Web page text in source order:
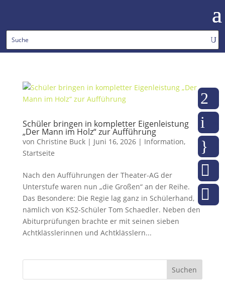
Schüler bringen in kompletter Eigenleistung
„Der Mann im Holz“ zur Aufführung
von Christine Buck| Juni 16, 2026| Information,
Startseite
Nach den Aufführungen der Theater-AG der
Unterstufe waren nun „die Großen“ an der Reihe.
Das Besondere: Die Regie lag ganz in Schülerhand,
nämlich von KS2-Schüler Tom Schaedler. Neben den
Abiturprüfungen brachte er mit seinen sieben
Achtklässlerinnen und Achtklässlern...
Suchen
2
i
}

